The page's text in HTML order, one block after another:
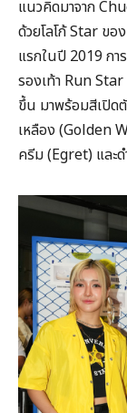
แนวคิดมาจาก
ด้วยโลโก้ Star ข
แรกในปี 2019 ก
รองเท้า Run
ขึ้น มาพร้อมสีเปิด
เหลือง (Golden
ครีม (Egret) และ